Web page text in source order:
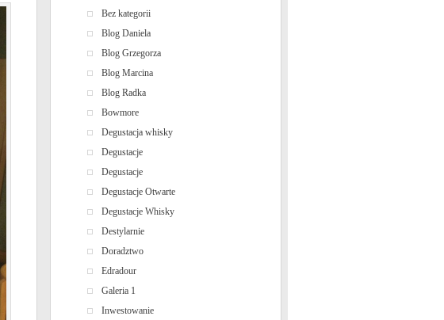
Bez kategorii
Blog Daniela
Blog Grzegorza
Blog Marcina
Blog Radka
Bowmore
Degustacja whisky
Degustacje
Degustacje
Degustacje Otwarte
Degustacje Whisky
Destylarnie
Doradztwo
Edradour
Galeria 1
Inwestowanie